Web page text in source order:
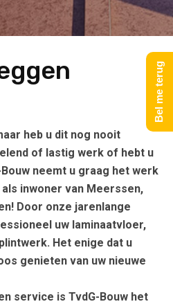
heb u dit nog nooit
of lastig werk of hebt u
neemt u graag het werk
inwoner van Meerssen,
Door onze jarenlange
uw laminaatvloer,
Het enige dat u
genieten van uw nieuwe
service is TvdG-Bouw het
Bel me terug